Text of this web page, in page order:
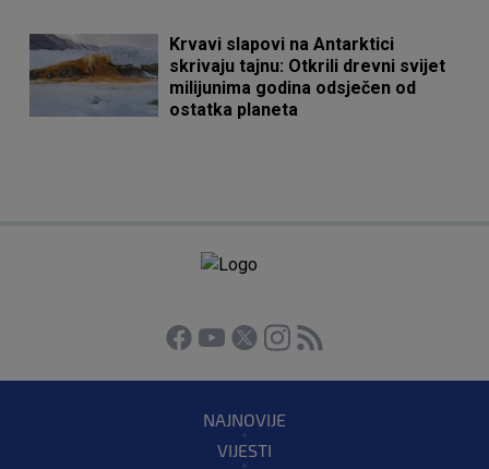
Krvavi slapovi na Antarktici
skrivaju tajnu: Otkrili drevni svijet
milijunima godina odsječen od
ostatka planeta
NAJNOVIJE
VIJESTI